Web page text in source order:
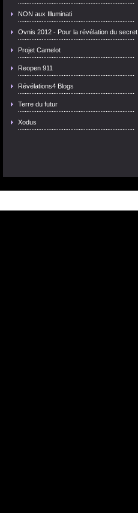
NON aux Illuminati
Ovnis 2012 - Pour la révélation du secret
Projet Camelot
Reopen 911
Révélations4 Blogs
Terre du futur
Xodus